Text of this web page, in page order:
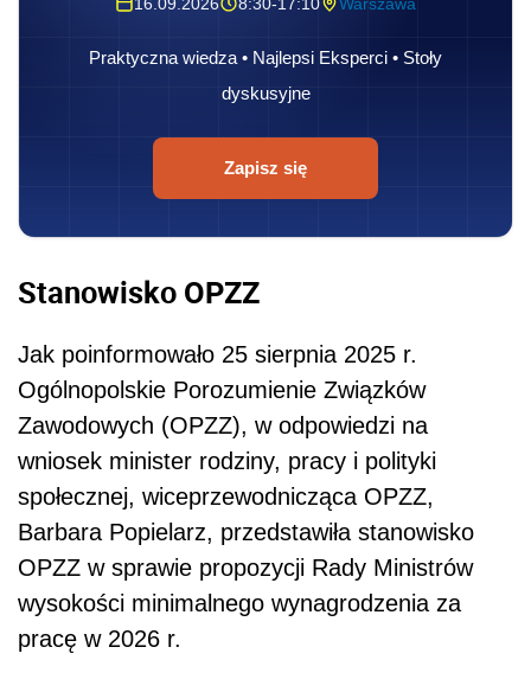
Praktyczna wiedza • Najlepsi Eksperci • Stoły
dyskusyjne
Zapisz się
Stanowisko OPZZ
Jak poinformowało 25 sierpnia 2025 r.
Ogólnopolskie Porozumienie Związków
Zawodowych (OPZZ), w odpowiedzi na
wniosek minister rodziny, pracy i polityki
społecznej, wiceprzewodnicząca OPZZ,
Barbara Popielarz, przedstawiła stanowisko
OPZZ w sprawie propozycji Rady Ministrów
wysokości minimalnego wynagrodzenia za
pracę w 2026 r.